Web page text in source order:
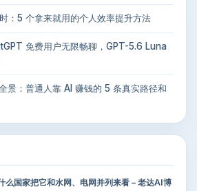
：5 个拿来就用的个人效率提升方法
免费用户无限畅聊，GPT-5.6 Luna
景：普通人靠 AI 赚钱的 5 条真实路径和
么国家把它和水网、电网并列来看 – 老达AI博